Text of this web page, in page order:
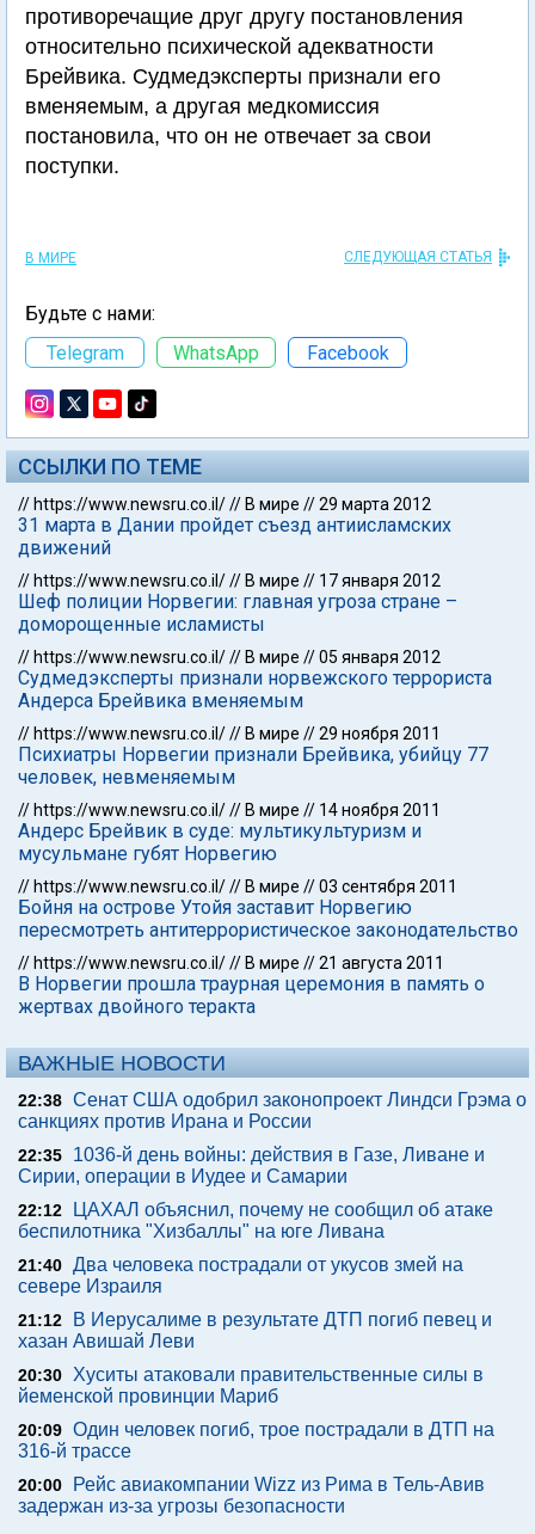
противоречащие друг другу постановления
относительно психической адекватности
Брейвика. Судмедэксперты признали его
вменяемым, а другая медкомиссия
постановила, что он не отвечает за свои
поступки.
В МИРЕ СЛЕДУЮЩАЯ СТАТЬЯ
Будьте с нами:
Telegram
WhatsApp Facebook
ССЫЛКИ ПО ТЕМЕ
// https://www.newsru.co.il/// В мире //29 марта 2012
31 марта в Дании пройдет съезд антиисламских
движений
// https://www.newsru.co.il/// В мире // 17 января 2012
Шеф полиции Норвегии: главная угроза стране –
доморощенные исламисты
// https://www.newsru.co.il/// В мире //05 января 2012
Судмедэксперты признали норвежского террориста
Андерса Брейвика вменяемым
// https://www.newsru.co.il/// В мире //29 ноября 2011
Психиатры Норвегии признали Брейвика, убийцу 77
человек, невменяемым
// https://www.newsru.co.il/// В мире // 14 ноября 2011
Андерс Брейвик в суде: мультикультуризм и
мусульмане губят Норвегию
// https://www.newsru.co.il/// В мире //03 сентября 2011
Бойня на острове Утойя заставит Норвегию
пересмотреть антитеррористическое законодательство
// https://www.newsru.co.il/// В мире //21 августа 2011
В Норвегии прошла траурная церемония в память о
жертвах двойного теракта
ВАЖНЫЕ НОВОСТИ
22:38 Сенат США одобрил законопроект Линдси Грэма о
санкциях против Ирана и России
22:35
1036-й день войны: действия в Газе, Ливане и
Сирии, операции в Иудее и Самарии
22:12
ЦАХАЛ объяснил, почему не сообщил об атаке
беспилотника "Хизбаллы" на юге Ливана
21:40 Два человека пострадали от укусов змей на
севере Израиля
21:12
В Иерусалиме в результате ДТП погиб певец и
хазан Авишай Леви
20:30
Хуситы атаковали правительственные силы в
йеменской провинции Мариб
20:09 Один человек погиб, трое пострадали в ДТП на
316-й трассе
20:00
Рейс авиакомпании Wizz из Рима в Тель-Авив
задержан из-за угрозы безопасности